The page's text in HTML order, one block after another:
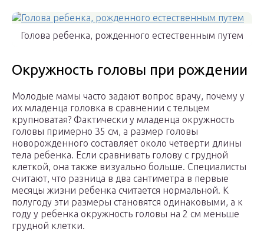
Голова ребенка, рожденного естественным путем
Окружность головы при рождении
Молодые мамы часто задают вопрос врачу, почему у
их младенца головка в сравнении с тельцем
крупноватая? Фактически у младенца окружность
головы примерно 35 см, а размер головы
новорожденного составляет около четверти длины
тела ребенка. Если сравнивать голову с грудной
клеткой, она также визуально больше. Специалисты
считают, что разница в два сантиметра в первые
месяцы жизни ребенка считается нормальной. К
полугоду эти размеры становятся одинаковыми, а к
году у ребенка окружность головы на 2 см меньше
грудной клетки.